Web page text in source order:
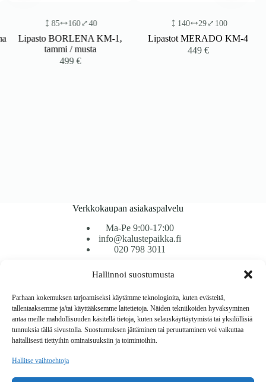
Hallinnoi suostumusta
Parhaan kokemuksen tarjoamiseksi käytämme teknologioita, kuten evästeitä,
tallentaaksemme ja/tai käyttääksemme laitetietoja. Näiden tekniikoiden hyväksyminen
antaa meille mahdollisuuden käsitellä tietoja, kuten selauskäyttäytymistä tai yksilöllisiä
tunnuksia tällä sivustolla. Suostumuksen jättäminen tai peruuttaminen voi vaikuttaa
haitallisesti tiettyihin ominaisuuksiin ja toimintoihin.
Hallitse vaihtoehtoja
85 160 40
Lipasto BORLENA KM-1,
tammi / musta
499€
140 29 100
Lipastot MERADO KM-4
449€
Verkkokaupan asiakaspalvelu
Ma-Pe 9:00-17:00
info@kalustepaikka.fi
020 798 3011
Tavarantoimitus / Maksutavat
Toimitustavat
Maksutavat
Vaihto ja palautus
Reklamaatiot